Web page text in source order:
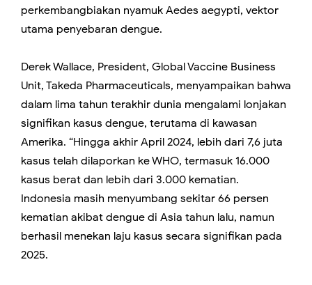
perkembangbiakan nyamuk Aedes aegypti, vektor
utama penyebaran dengue.
Derek Wallace, President, Global Vaccine Business
Unit, Takeda Pharmaceuticals, menyampaikan bahwa
dalam lima tahun terakhir dunia mengalami lonjakan
signifikan kasus dengue, terutama di kawasan
Amerika. “Hingga akhir April 2024, lebih dari 7,6 juta
kasus telah dilaporkan ke WHO, termasuk 16.000
kasus berat dan lebih dari 3.000 kematian.
Indonesia masih menyumbang sekitar 66 persen
kematian akibat dengue di Asia tahun lalu, namun
berhasil menekan laju kasus secara signifikan pada
2025.